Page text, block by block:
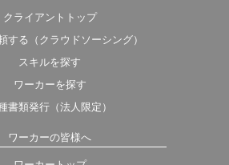
クライアントトップ
する（クラウドソーシング）
スキルを探す
ワーカーを探す
書類発行（法人限定）
ワーカーの皆様へ